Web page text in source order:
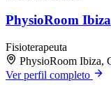
PhysioRoom Ibiza
Fisioterapeuta
PhysioRoom Ibiza,
Ver perfil completo